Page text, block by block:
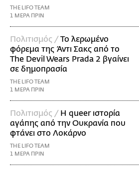
THE LIFO TEAM
1 ΜΕΡΑ ΠΡΙΝ
Πολιτισμός /Το λερωμένο
φόρεμα της Άντι Σακς από το
The Devil Wears Prada 2 βγαίνει
σε δημοπρασία
THE LIFO TEAM
1 ΜΕΡΑ ΠΡΙΝ
Πολιτισμός / Η queer ιστορία
αγάπης από την Ουκρανία που
φτάνει στο Λοκάρνο
THE LIFO TEAM
1 ΜΕΡΑ ΠΡΙΝ